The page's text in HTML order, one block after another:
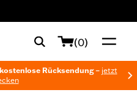
(0)
Rücksendung – jetzt